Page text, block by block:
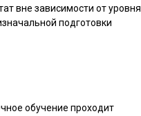
вне зависимости от уровня
подготовки
обучение проходит